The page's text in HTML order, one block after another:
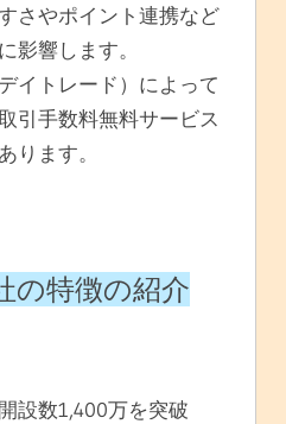
さやポイント連携など
影響します。
イトレード）によって
引手数料無料サービス
ります。
の特徴の紹介
設数1,400万を突破